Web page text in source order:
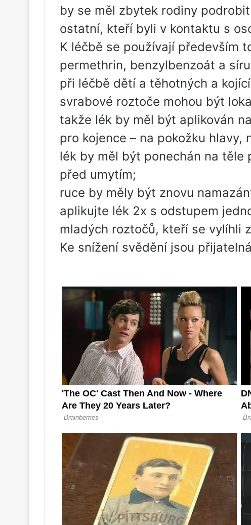
by se měl zbytek rodiny
ostatní, kteří byli v kontaktu s
K léčbě se používají především
permethrin, benzylbenzoát a
při léčbě dětí a těhotných a
svrabové roztoče mohou být
takže lék by měl být aplikován
pro kojence – na pokožku hlavy,
lék by měl být ponechán na těle
před umytím;
ruce by měly být znovu
aplikujte lék 2x s odstupem
mladých roztočů, kteří se vylíhli
Ke snížení svědění jsou